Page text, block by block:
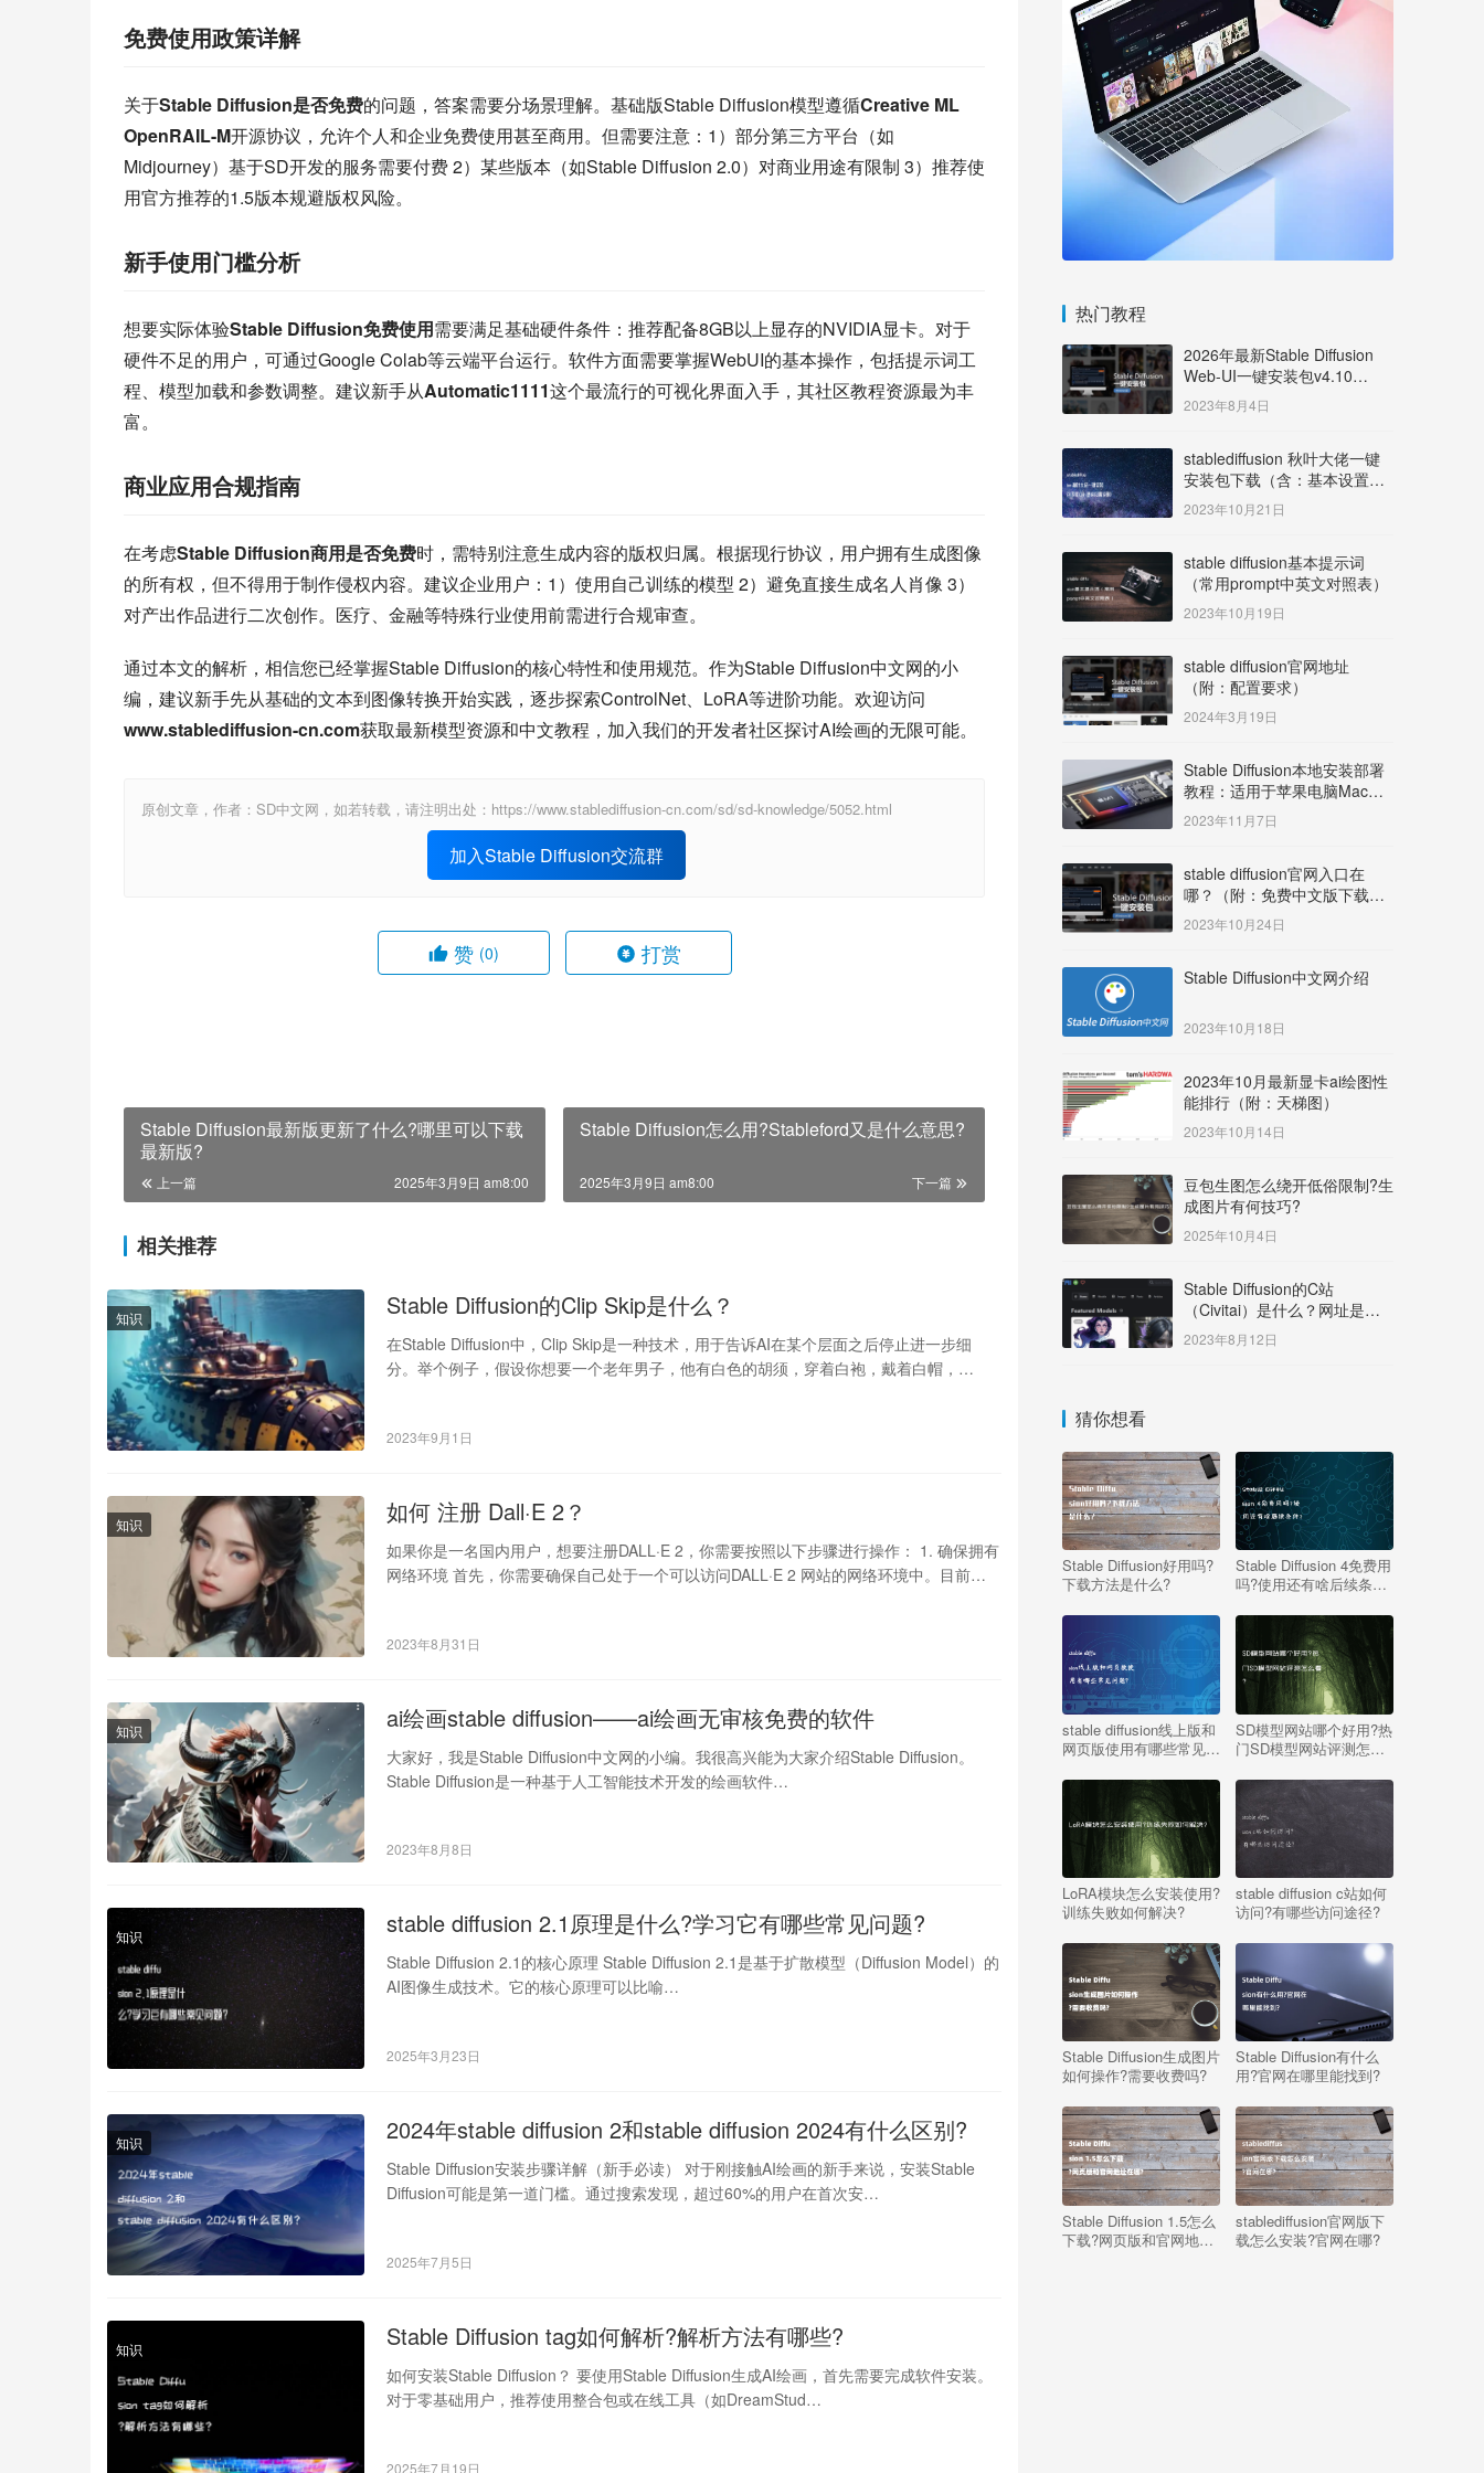
免费使用政策详解
关于Stable Diffusion是否免费的问题，答案需要分场景理解。基础版Stable Diffusion模型遵循Creative ML
OpenRAIL-M开源协议，允许个人和企业免费使用甚至商用。但需要注意：1）部分第三方平台（如
Midjourney）基于SD开发的服务需要付费 2）某些版本（如Stable Diffusion 2.0）对商业用途有限制 3）推荐使
用官方推荐的1.5版本规避版权风险。
新手使用门槛分析
想要实际体验Stable Diffusion免费使用需要满足基础硬件条件：推荐配备8GB以上显存的NVIDIA显卡。对于
硬件不足的用户，可通过Google Colab等云端平台运行。软件方面需要掌握WebUI的基本操作，包括提示词工
程、模型加载和参数调整。建议新手从Automatic1111这个最流行的可视化界面入手，其社区教程资源最为丰
富。
商业应用合规指南
在考虑Stable Diffusion商用是否免费时，需特别注意生成内容的版权归属。根据现行协议，用户拥有生成图像
的所有权，但不得用于制作侵权内容。建议企业用户：1）使用自己训练的模型 2）避免直接生成名人肖像 3）
对产出作品进行二次创作。医疗、金融等特殊行业使用前需进行合规审查。
通过本文的解析，相信您已经掌握Stable Diffusion的核心特性和使用规范。作为Stable Diffusion中文网的小
编，建议新手先从基础的文本到图像转换开始实践，逐步探索ControlNet、LoRA等进阶功能。欢迎访问
www.stablediffusion-cn.com获取最新模型资源和中文教程，加入我们的开发者社区探讨AI绘画的无限可能。
原创文章，作者：SD中文网，如若转载，请注明出处：https://www.stablediffusion-cn.com/sd/sd-knowledge/5052.html
加入Stable Diffusion交流群
赞 (0) 打赏
Stable Diffusion最新版更新了什么?哪里可以下载
最新版?
上一篇 2025年3月9日 am8:00
Stable Diffusion怎么用?Stableford又是什么意思?
下一篇
2025年3月9日 am8:00
相关推荐
知识 Stable Diffusion的Clip Skip是什么？
在Stable Diffusion中，Clip Skip是一种技术，用于告诉AI在某个层面之后停止进一步细
分。举个例子，假设你想要一个老年男子，他有白色的胡须，穿着白袍，戴着白帽，…
2023年9月1日
知识 如何 注册 Dall·E 2？
如果你是一名国内用户，想要注册DALL·E 2，你需要按照以下步骤进行操作： 1. 确保拥有
网络环境 首先，你需要确保自己处于一个可以访问DALL·E 2 网站的网络环境中。目前，
2023年8月31日
知识 ai绘画stable diffusion——ai绘画无审核免费的软件
大家好，我是Stable Diffusion中文网的小编。我很高兴能为大家介绍Stable Diffusion。
Stable Diffusion是一种基于人工智能技术开发的绘画软件…
2023年8月8日
知识 stable diffusion 2.1原理是什么?学习它有哪些常见问题?
Stable Diffusion 2.1的核心原理 Stable Diffusion 2.1是基于扩散模型（Diffusion Model）的
AI图像生成技术。它的核心原理可以比喻…
2025年3月23日
知识 2024年stable diffusion 2和stable diffusion 2024有什么区别?
Stable Diffusion安装步骤详解（新手必读） 对于刚接触AI绘画的新手来说，安装Stable
Diffusion可能是第一道门槛。通过搜索发现，超过60%的用户在首次安…
2025年7月5日
知识 Stable Diffusion tag如何解析?解析方法有哪些?
如何安装Stable Diffusion？ 要使用Stable Diffusion生成AI绘画，首先需要完成软件安装。
对于零基础用户，推荐使用整合包或在线工具（如DreamStud…
2025年7月19日
热门教程
2026年最新Stable Diffusion
Web-UI一键安装包v4.10
Windows版【支持50系显卡】
2023年8月4日
stablediffusion 秋叶大佬一键
安装包下载（含：基本设置说
明）
2023年10月21日
stable diffusion基本提示词
（常用prompt中英文对照表）
2023年10月19日
stable diffusion官网地址
（附：配置要求）
2024年3月19日
Stable Diffusion本地安装部署
教程：适用于苹果电脑Mac
OS系统M系列芯片：
MacBook/iMac等
2023年11月7日
stable diffusion官网入口在
哪？（附：免费中文版下载安
装教程）
2023年10月24日
Stable Diffusion中文网介绍
2023年10月18日
2023年10月最新显卡ai绘图性
能排行（附：天梯图）
2023年10月14日
豆包生图怎么绕开低俗限制?生
成图片有何技巧?
2025年10月4日
Stable Diffusion的C站
（Civitai）是什么？网址是多
少？
2023年8月12日
猜你想看
Stable Diffusion好用吗?
下载方法是什么?
Stable Diffusion 4免费用
吗?使用还有啥后续条
stable diffusion线上版和
网页版使用有哪些常见问
SD模型网站哪个好用?热
门SD模型网站评测怎么
LoRA模块怎么安装使用?
训练失败如何解决?
stable diffusion c站如何
访问?有哪些访问途径?
Stable Diffusion生成图片
如何操作?需要收费吗?
Stable Diffusion有什么
用?官网在哪里能找到?
Stable Diffusion 1.5怎么
下载?网页版和官网地址
stablediffusion官网版下
载怎么安装?官网在哪?